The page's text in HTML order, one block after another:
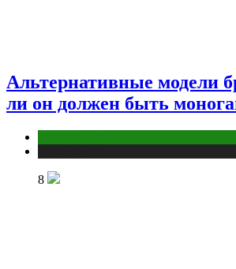
Альтернативные модели
ли он должен быть
8